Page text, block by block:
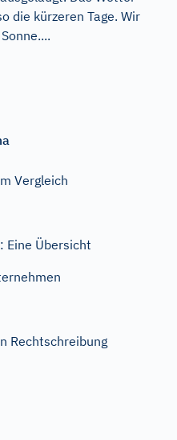
die kürzeren Tage. Wir
Vergleich
Eine Übersicht
Rechtschreibung